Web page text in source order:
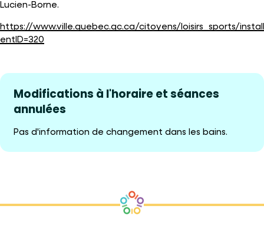
Lucien-Borne.
https://www.ville.quebec.qc.ca/citoyens/loisirs_sports/
entID=320
Modifications à l'horaire et séances
annulées
Pas d'information de changement dans les bains.